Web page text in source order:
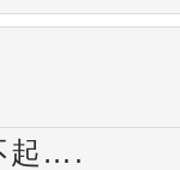
起….